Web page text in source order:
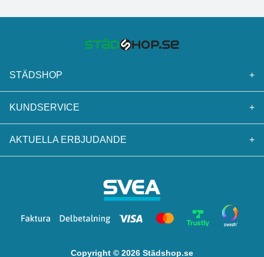
STÄDSHOP +
KUNDSERVICE +
AKTUELLA ERBJUDANDE +
Copyright © 2026 Städshop.se